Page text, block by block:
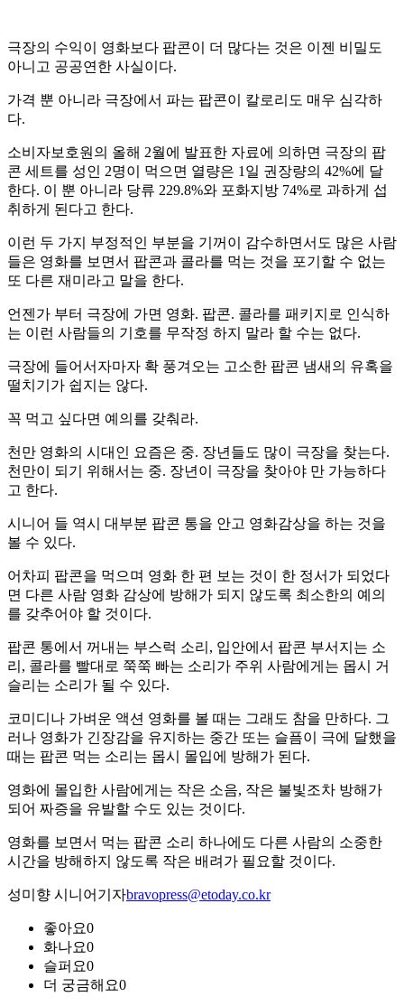
극장의 수익이 영화보다 팝콘이 더 많다는 것은 이젠 비밀도
아니고 공공연한 사실이다.
가격 뿐 아니라 극장에서 파는 팝콘이 칼로리도 매우 심각하
다.
소비자보호원의 올해 2월에 발표한 자료에 의하면 극장의 팝
콘 세트를 성인 2명이 먹으면 열량은 1일 권장량의 42%에 달
한다. 이 뿐 아니라 당류 229.8%와 포화지방 74%로 과하게 섭
취하게 된다고 한다.
이런 두 가지 부정적인 부분을 기꺼이 감수하면서도 많은 사람
들은 영화를 보면서 팝콘과 콜라를 먹는 것을 포기할 수 없는
또 다른 재미라고 말을 한다.
언젠가 부터 극장에 가면 영화. 팝콘. 콜라를 패키지로 인식하
는 이런 사람들의 기호를 무작정 하지 말라 할 수는 없다.
극장에 들어서자마자 확 풍겨오는 고소한 팝콘 냄새의 유혹을
떨치기가 쉽지는 않다.
꼭 먹고 싶다면 예의를 갖춰라.
천만 영화의 시대인 요즘은 중. 장년들도 많이 극장을 찾는다.
천만이 되기 위해서는 중. 장년이 극장을 찾아야 만 가능하다
고 한다.
시니어 들 역시 대부분 팝콘 통을 안고 영화감상을 하는 것을
볼 수 있다.
어차피 팝콘을 먹으며 영화 한 편 보는 것이 한 정서가 되었다
면 다른 사람 영화 감상에 방해가 되지 않도록 최소한의 예의
를 갖추어야 할 것이다.
팝콘 통에서 꺼내는 부스럭 소리, 입안에서 팝콘 부서지는 소
리, 콜라를 빨대로 쭉쭉 빠는 소리가 주위 사람에게는 몹시 거
슬리는 소리가 될 수 있다.
코미디나 가벼운 액션 영화를 볼 때는 그래도 참을 만하다. 그
러나 영화가 긴장감을 유지하는 중간 또는 슬픔이 극에 달했을
때는 팝콘 먹는 소리는 몹시 몰입에 방해가 된다.
영화에 몰입한 사람에게는 작은 소음, 작은 불빛조차 방해가
되어 짜증을 유발할 수도 있는 것이다.
영화를 보면서 먹는 팝콘 소리 하나에도 다른 사람의 소중한
시간을 방해하지 않도록 작은 배려가 필요할 것이다.
성미향 시니어기자bravopress@etoday.co.kr
좋아요0
화나요0
슬퍼요0
더 궁금해요0